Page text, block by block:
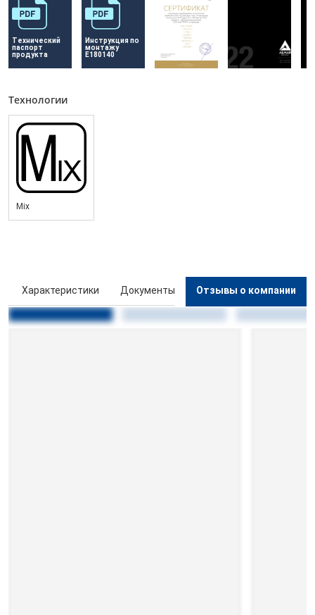
Технический
паспорт
продукта
Инструкция по
монтажу
E180140
Технологии
Mix
Характеристики Документы Отзывы о компании